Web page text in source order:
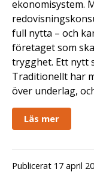
ekonomisystem.
full nytta – och
företaget som
trygghet. Ett nytt
Traditionellt har
över underlag,
Läs mer
Publicerat 17 april